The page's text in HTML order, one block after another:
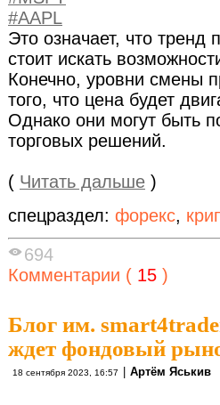
#AAPL
Это означает, что
стоит искать
Конечно, уровни смены
того, что цена будет
Однако они могут быть
торговых решений.
( Читать дальше )
спецраздел: форекс,
694
Комментарии ( 15 )
Блог им.
ждет фондовый
18 сентября 2023, 16:57 Артём Яськив